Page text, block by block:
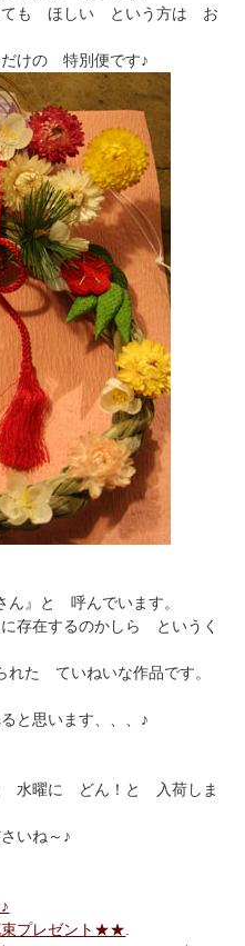
ても ほしい という方は お
だけの 特別便です♪
』と 呼んでいます。
存在するのかしら というく
た ていねいな作品です。
と思います、、、♪
水曜に どん！と 入荷しま
いね～♪
プレゼント★★